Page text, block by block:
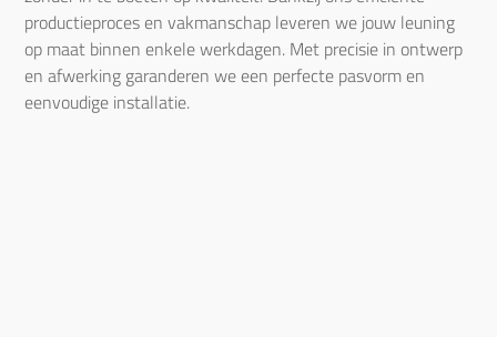
productieproces en vakmanschap leveren we jouw leuning
op maat binnen enkele werkdagen. Met precisie in ontwerp
en afwerking garanderen we een perfecte pasvorm en
eenvoudige installatie.